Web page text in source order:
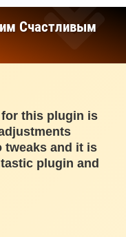
Счастливым
this plugin is
tweaks and it is
plugin and